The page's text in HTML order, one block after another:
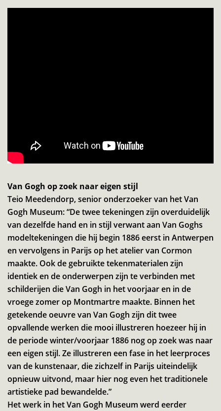
Van Gogh op zoek naar eigen stijl
Teio Meedendorp, senior onderzoeker van het Van
Gogh Museum: “De twee tekeningen zijn overduidelijk
van dezelfde hand en in stijl verwant aan Van Goghs
modeltekeningen die hij begin 1886 eerst in Antwerpen
en vervolgens in Parijs op het atelier van Cormon
maakte. Ook de gebruikte tekenmaterialen zijn
identiek en de onderwerpen zijn te verbinden met
schilderijen die Van Gogh in het voorjaar en in de
vroege zomer op Montmartre maakte. Binnen het
getekende oeuvre van Van Gogh zijn dit twee
opvallende werken die mooi illustreren hoezeer hij in
de periode winter/voorjaar 1886 nog op zoek was naar
een eigen stijl. Ze illustreren een fase in het leerproces
van de kunstenaar, die zichzelf in Parijs uiteindelijk
opnieuw uitvond, maar hier nog even het traditionele
artistieke pad bewandelde.”
Het werk in het Van Gogh Museum werd eerder